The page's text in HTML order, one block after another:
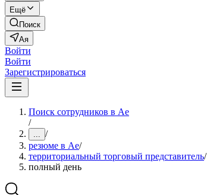
Ещё
Поиск
Ая
Войти
Войти
Зарегистрироваться
Поиск сотрудников в Ае
/
... /
резюме в Ае/
территориальный торговый представитель/
полный день